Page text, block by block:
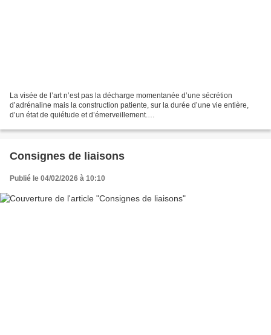
La visée de l’art n’est pas la décharge momentanée d’une sécrétion
d’adrénaline mais la construction patiente, sur la durée d’une vie entière,
d’un état de quiétude et d’émerveillement.
…………………………………………………………………………………………
Consignes de liaisons
Publié le 04/02/2026 à 10:10